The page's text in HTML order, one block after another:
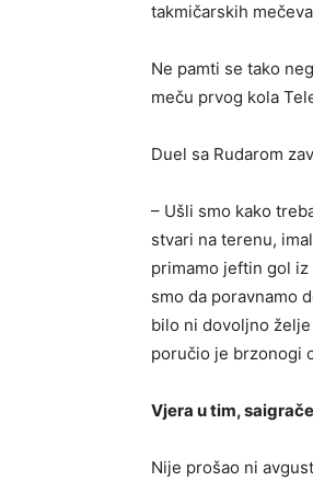
takmičarskih
Ne pamti se tako
meču prvog kola
Duel sa Rudarom
– Ušli smo kako
stvari na terenu,
primamo jeftin gol
smo da poravnamo
bilo ni dovoljno
poručio je brzonogi
Vjera u tim,
Nije prošao ni